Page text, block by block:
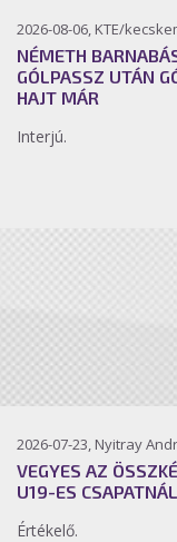
2026-08-06, KTE/
NÉMETH
GÓLPASSZ UTÁN
HAJT MÁR
Interjú.
2026-07-23, Nyitray
VEGYES AZ
U19-ES CSAPATNÁL
Értékelő.